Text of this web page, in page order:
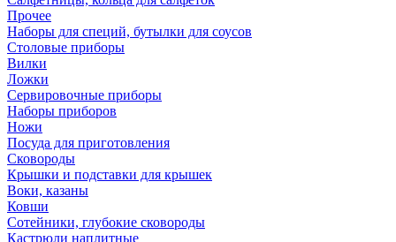
Прочее
Наборы для специй, бутылки для соусов
Столовые приборы
Вилки
Ложки
Сервировочные приборы
Наборы приборов
Ножи
Посуда для приготовления
Сковороды
Крышки и подставки для крышек
Воки, казаны
Ковши
Сотейники, глубокие сковороды
Кастрюли наплитные